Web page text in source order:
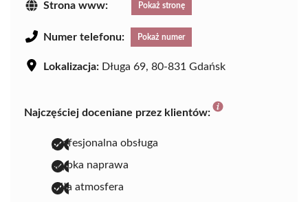
Strona www: Pokaż stronę
Numer telefonu: Pokaż numer
Lokalizacja: Długa 69, 80-831 Gdańsk
Najczęściej doceniane przez klientów:
profesjonalna obsługa
szybka naprawa
miła atmosfera